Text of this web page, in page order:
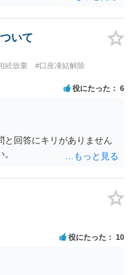
述をしたい旨告げて必要な
す。 なお、お父様の債務が
えますと、相続放棄の申述
して弁護士に相談するこ
記載いただいた事実関係
続放棄をされている可能
いて
続放棄
#口座凍結解除
役にたった 6
と回答にキリがありません
役にたった 10